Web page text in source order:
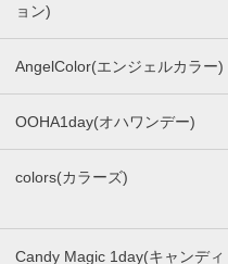
ョン)
AngelColor(エンジェルカラー)
OOHA1day(オハワンデー)
colors(カラーズ)
Candy Magic 1day(キャンディ